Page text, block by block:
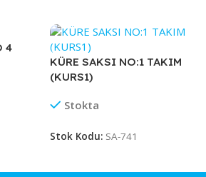
4
KÜRE SAKSI NO:1 TAKIM
(KURS1)
Stokta
Stok Kodu: SA-741